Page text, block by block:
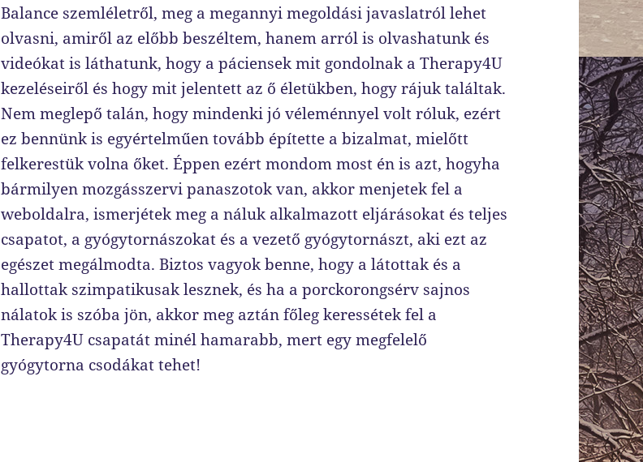
Balance szemléletről, meg a megannyi megoldási javaslatról lehet
olvasni, amiről az előbb beszéltem, hanem arról is olvashatunk és
videókat is láthatunk, hogy a páciensek mit gondolnak a Therapy4U
kezeléseiről és hogy mit jelentett az ő életükben, hogy rájuk találtak.
Nem meglepő talán, hogy mindenki jó véleménnyel volt róluk, ezért
ez bennünk is egyértelműen tovább építette a bizalmat, mielőtt
felkerestük volna őket. Éppen ezért mondom most én is azt, hogyha
bármilyen mozgásszervi panaszotok van, akkor menjetek fel a
weboldalra, ismerjétek meg a náluk alkalmazott eljárásokat és teljes
csapatot, a gyógytornászokat és a vezető gyógytornászt, aki ezt az
egészet megálmodta. Biztos vagyok benne, hogy a látottak és a
hallottak szimpatikusak lesznek, és ha a porckorongsérv sajnos
nálatok is szóba jön, akkor meg aztán főleg keressétek fel a
Therapy4U csapatát minél hamarabb, mert egy megfelelő
gyógytorna csodákat tehet!